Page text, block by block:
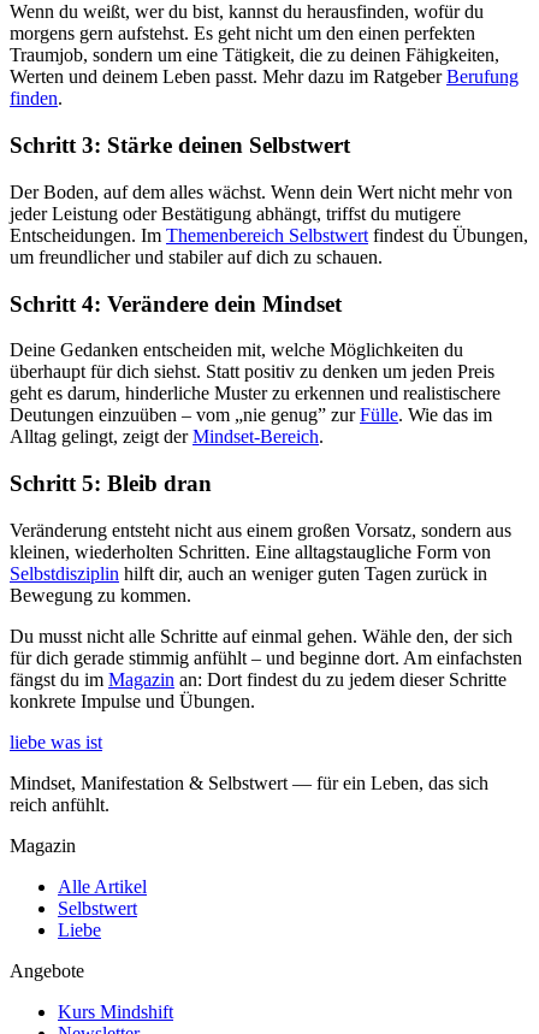
Wenn du weißt, wer du bist, kannst du herausfinden, wofür du
morgens gern aufstehst. Es geht nicht um den einen perfekten
Traumjob, sondern um eine Tätigkeit, die zu deinen Fähigkeiten,
Werten und deinem Leben passt. Mehr dazu im RatgeberBerufung
finden.
Schritt 3: Stärke deinen Selbstwert
Der Boden, auf dem alles wächst. Wenn dein Wert nicht mehr von
jeder Leistung oder Bestätigung abhängt, triffst du mutigere
Entscheidungen. Im Themenbereich Selbstwert findest du Übungen,
um freundlicher und stabiler auf dich zu schauen.
Schritt 4: Verändere dein Mindset
Deine Gedanken entscheiden mit, welche Möglichkeiten du
überhaupt für dich siehst. Statt positiv zu denken um jeden Preis
geht es darum, hinderliche Muster zu erkennen und realistischere
Deutungen einzuüben – vom „nie genug” zurFülle. Wie das im
Alltag gelingt, zeigt derMindset-Bereich.
Schritt 5: Bleib dran
Veränderung entsteht nicht aus einem großen Vorsatz, sondern aus
kleinen, wiederholten Schritten. Eine alltagstaugliche Form von
Selbstdisziplin hilft dir, auch an weniger guten Tagen zurück in
Bewegung zu kommen.
Du musst nicht alle Schritte auf einmal gehen. Wähle den, der sich
für dich gerade stimmig anfühlt – und beginne dort. Am einfachsten
fängst du im Magazin an: Dort findest du zu jedem dieser Schritte
konkrete Impulse und Übungen.
liebe was ist
Mindset, Manifestation & Selbstwert — für ein Leben, das sich
reich anfühlt.
Magazin
Alle Artikel
Selbstwert
Liebe
Angebote
Kurs Mindshift